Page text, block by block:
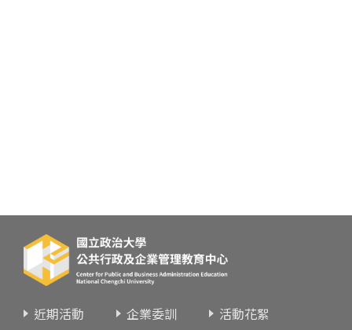
近期活動 企業委訓
活動花絮